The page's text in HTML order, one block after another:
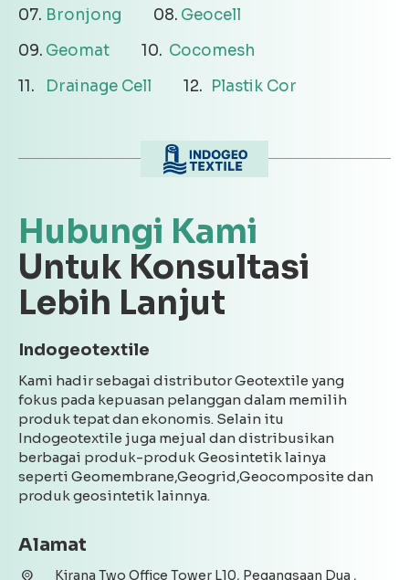
Bronjong
Geocell
Geomat
Cocomesh
Drainage Cell
Plastik Cor
Hubungi Kami
Untuk Konsultasi
Lebih Lanjut
Indogeotextile
Kami hadir sebagai distributor Geotextile yang
fokus pada kepuasan pelanggan dalam memilih
produk tepat dan ekonomis. Selain itu
Indogeotextile juga mejual dan distribusikan
berbagai produk-produk Geosintetik lainya
seperti Geomembrane,Geogrid,Geocomposite dan
produk geosintetik lainnya.
Alamat
Kirana Two Office Tower L10, Pegangsaan Dua ,